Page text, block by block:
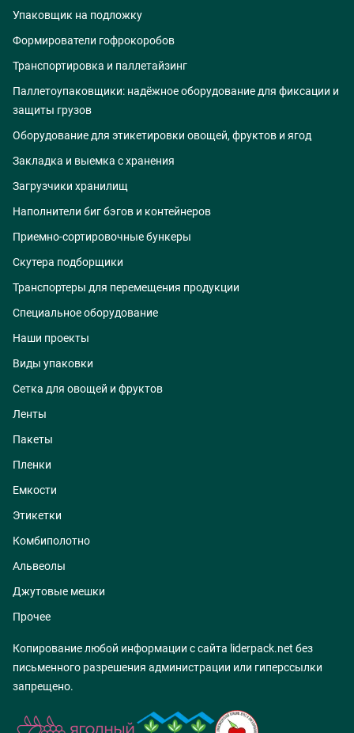
Упаковщик на подложку
Формирователи гофрокоробов
Транспортировка и паллетайзинг
Паллетоупаковщики: надёжное оборудование для фиксации и
защиты грузов
Оборудование для этикетировки овощей, фруктов и ягод
Закладка и выемка с хранения
Загрузчики хранилищ
Наполнители биг бэгов и контейнеров
Приемно-сортировочные бункеры
Скутера подборщики
Транспортеры для перемещения продукции
Специальное оборудование
Наши проекты
Виды упаковки
Сетка для овощей и фруктов
Ленты
Пакеты
Пленки
Емкости
Этикетки
Комбиполотно
Альвеолы
Джутовые мешки
Прочее
Копирование любой информации с сайта liderpack.net без
письменного разрешения администрации или гиперссылки
запрещено.